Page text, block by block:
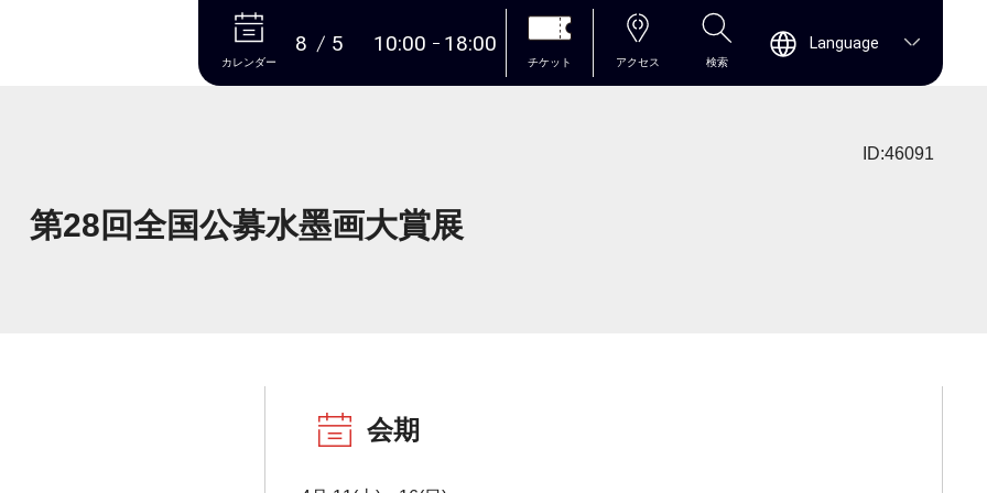
本文へ
カレンダー
8 5 10:00 18:00
チケット アクセス 検索
Language
ID:46091
第28回全国公募水墨画大賞展
会期